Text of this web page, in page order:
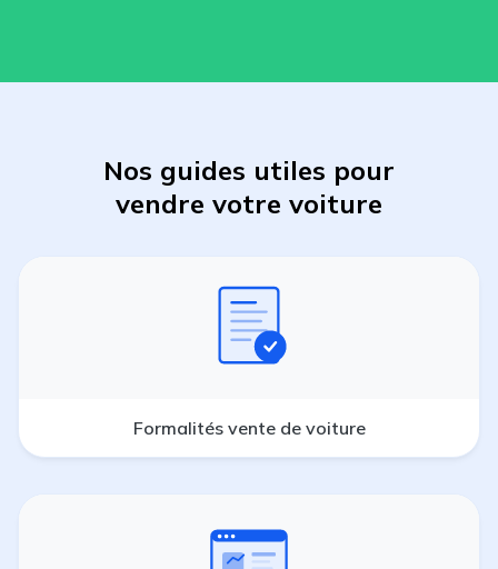
Nos guides utiles pour
vendre votre voiture
Formalités vente de voiture